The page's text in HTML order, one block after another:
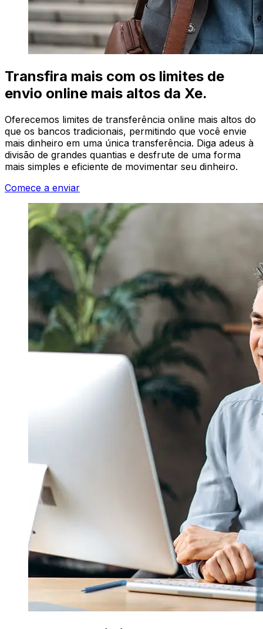
Transfira mais com os limites de
envio online mais altos da Xe.
Oferecemos limites de transferência online mais altos do
que os bancos tradicionais, permitindo que você envie
mais dinheiro em uma única transferência. Diga adeus à
divisão de grandes quantias e desfrute de uma forma
mais simples e eficiente de movimentar seu dinheiro.
Comece a enviar